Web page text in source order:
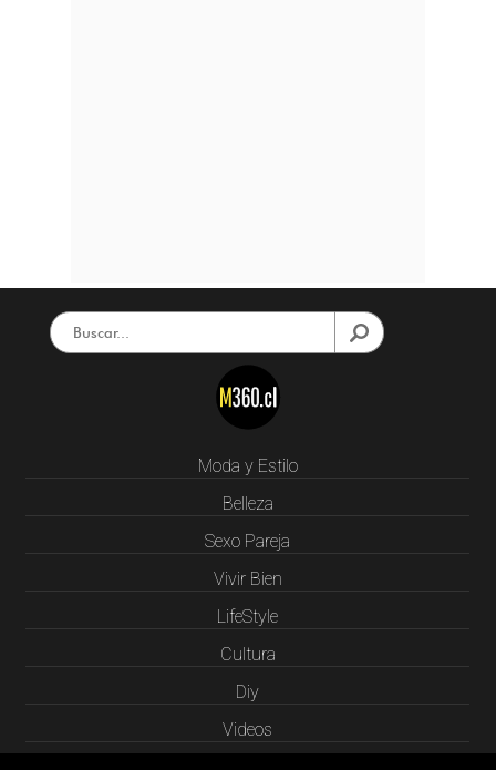
Moda y Estilo
Belleza
Sexo Pareja
Vivir Bien
LifeStyle
Cultura
Diy
Videos